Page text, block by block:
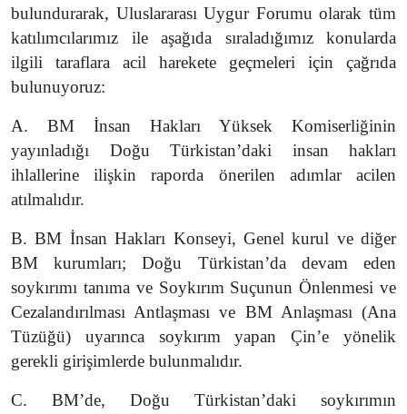
bulundurarak, Uluslararası Uygur Forumu olarak tüm
katılımcılarımız ile aşağıda sıraladığımız konularda
ilgili taraflara acil harekete geçmeleri için çağrıda
bulunuyoruz:
A. BM İnsan Hakları Yüksek Komiserliğinin
yayınladığı Doğu Türkistan’daki insan hakları
ihlallerine ilişkin raporda önerilen adımlar acilen
atılmalıdır.
B. BM İnsan Hakları Konseyi, Genel kurul ve diğer
BM kurumları; Doğu Türkistan’da devam eden
soykırımı tanıma ve Soykırım Suçunun Önlenmesi ve
Cezalandırılması Antlaşması ve BM Anlaşması (Ana
Tüzüğü) uyarınca soykırım yapan Çin’e yönelik
gerekli girişimlerde bulunmalıdır.
C. BM’de, Doğu Türkistan’daki soykırımın